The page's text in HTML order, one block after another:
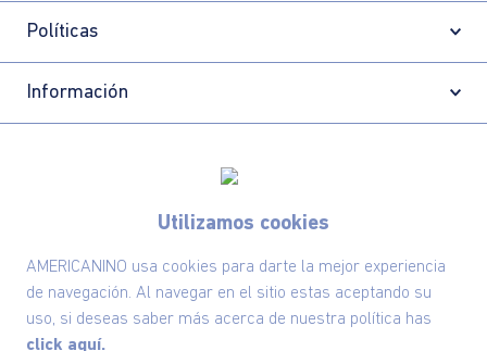
Utilizamos cookies
AMERICANINO usa cookies para darte la mejor experiencia
de navegación. Al navegar en el sitio estas aceptando su
uso, si deseas saber más acerca de nuestra política has
click aquí.
Políticas
Información